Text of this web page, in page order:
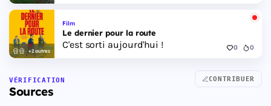
+2 autres
Film
Le dernier pour la route
C'est sorti aujourd'hui ! 0 0
VÉRIFICATION
Sources
CONTRIBUER